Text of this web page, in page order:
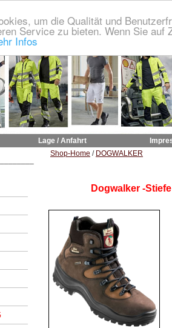
um die Qualität und
Service zu bieten. Wenn Sie
Infos
Lage / Anfahrt
Shop-Home / DOGWALKER
Dogwalker -